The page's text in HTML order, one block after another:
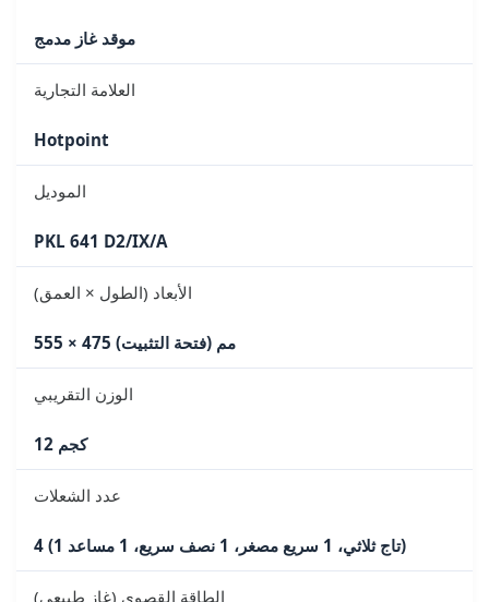
موقد غاز مدمج
العلامة التجارية
Hotpoint
الموديل
PKL 641 D2/IX/A
الأبعاد (الطول × العمق)
555 × 475 مم (فتحة التثبيت)
الوزن التقريبي
12 كجم
عدد الشعلات
4 (1 تاج ثلاثي، 1 سريع مصغر، 1 نصف سريع، 1 مساعد)
الطاقة القصوى (غاز طبيعي)